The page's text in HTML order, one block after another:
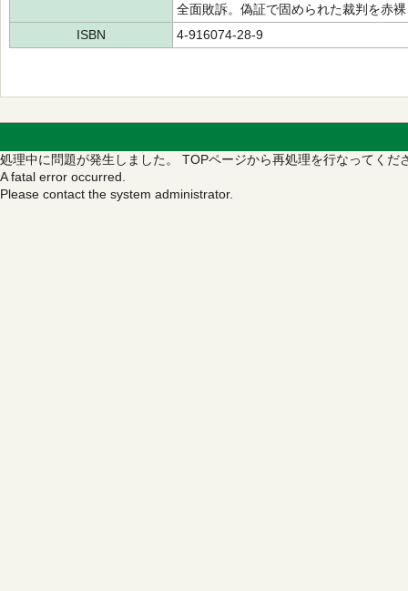
全面敗訴。偽証で固められた裁判を赤
ISBN
4-916074-28-9
処理中に問題が発生しました。 TOPページから再処理を行なってくだ
A fatal error occurred.
Please contact the system administrator.